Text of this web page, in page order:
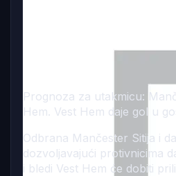
Prognoza za utakmicu:
Hem. Vest Hem daje gol u
Odbrana Mančester Sitija i
dozvoljavajući protivnicima
i bledi Vest Hem će dobiti